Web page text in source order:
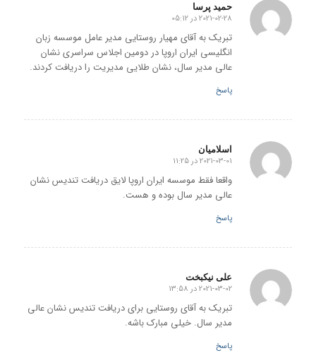
حمید پرسا
گفته:
2021-02-28 در 05:12
تبریک به آقای مهیار روستایی مدیر عامل موسسه زبان
انگلیسی ایران اروپا در دومین اجلاس سراسری نشان
عالی مدیر سال، نشان طلایی مدیریت را دریافت کردند.
پاسخ
اسلامیان
گفته:
2021-03-01 در 11:25
واقعا فقط موسسه ایران اروپا لایق دریافت تندیس نشان
عالی مدیر سال بوده و هست.
پاسخ
علی نیکبخت
گفته:
2021-03-02 در 13:58
تبریک به آقای روستایی برای دریافت تندیس نشان عالی
مدیر سال. خیلی مبارک باشه.
پاسخ